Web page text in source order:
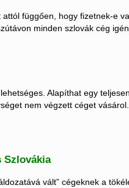
attól függően, hogy fizetnek-e
minden szlovák cég
Alapíthat egy
nem végzett céget
Szlovákia
vált” cégeknek a